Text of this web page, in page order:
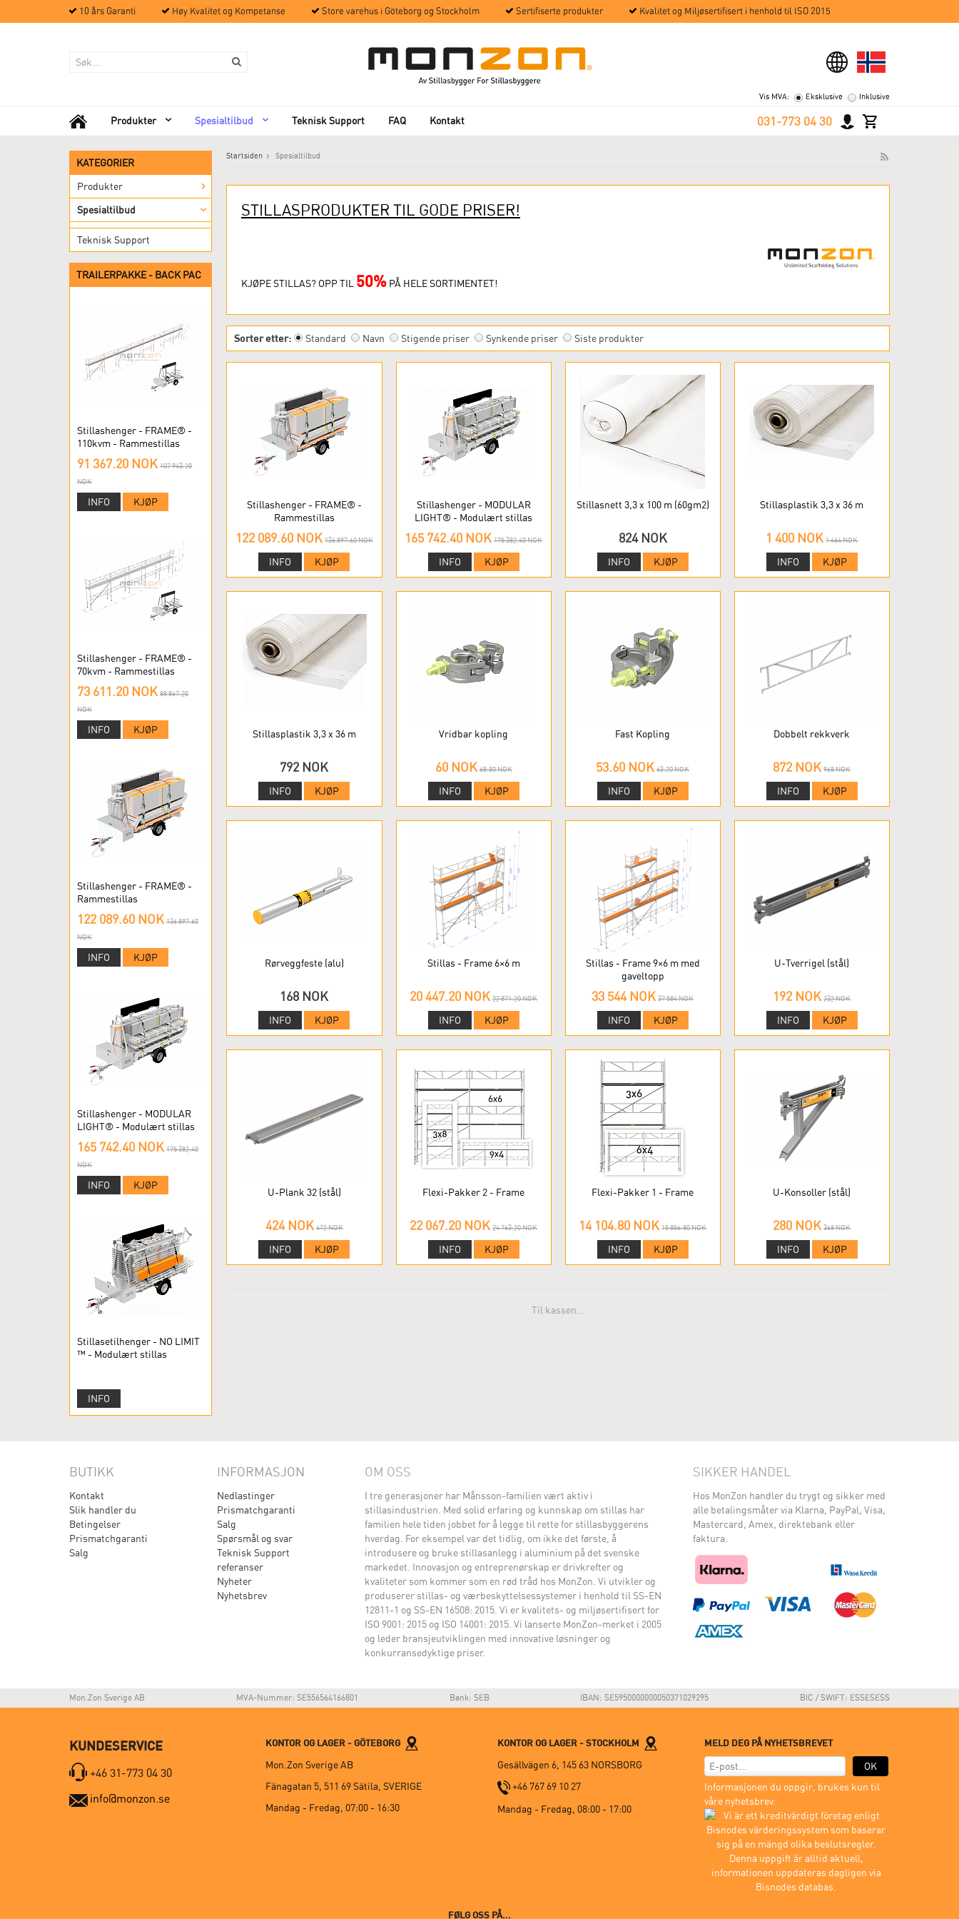
10 års Garanti Høy Kvalitet og Kompetanse Store varehus i Göteborg og Stockholm Sertifiserte produkter Kvalitet og Miljøsertifisert i henhold til ISO 2015
Vis MVA: Eksklusive Inklusive
Produkter Spesialtilbud Teknisk Support FAQ Kontakt 031-773 04 30
KATEGORIER
Produkter
Spesialtilbud
Teknisk Support
TRAILERPAKKE - BACK PAC
Stillashenger - FRAME® -
110kvm - Rammestillas
91 367.20 NOK 107 943.20
NOK
INFO KJØP
Stillashenger - FRAME® -
70kvm - Rammestillas
73 611.20 NOK 88 867.20
NOK
INFO KJØP
Stillashenger - FRAME® -
Rammestillas
122 089.60 NOK 136 897.60
NOK
INFO KJØP
Stillashenger - MODULAR
LIGHT® - Modulært stillas
165 742.40 NOK 175 382.40
NOK
INFO KJØP
Stillasetilhenger - NO LIMIT
™ - Modulært stillas
INFO
Startsiden Spesialtilbud
STILLASPRODUKTER TIL GODE PRISER!
KJØPE STILLAS? OPP TIL 50% PÅ HELE SORTIMENTET!
Sorter etter: Standard Navn Stigende priser Synkende priser Siste produkter
Stillashenger - FRAME® -
Rammestillas
122 089.60 NOK 136 897.60 NOK
INFO KJØP
Stillashenger - MODULAR
LIGHT® - Modulært stillas
165 742.40 NOK 175 382.40 NOK
INFO KJØP
Stillasnett 3,3 x 100 m (60gm2)
824 NOK
INFO KJØP
Stillasplastik 3,3 x 36 m
1 400 NOK 1 464 NOK
INFO KJØP
Stillasplastik 3,3 x 36 m
792 NOK
INFO KJØP
Vridbar kopling
60 NOK 68.80 NOK
INFO KJØP
Fast Kopling
53.60 NOK 63.20 NOK
INFO KJØP
Dobbelt rekkverk
872 NOK 968 NOK
INFO KJØP
Rørveggfeste (alu)
168 NOK
INFO KJØP
Stillas - Frame 6×6 m
20 447.20 NOK 22 871.20 NOK
INFO KJØP
Stillas - Frame 9×6 m med
gaveltopp
33 544 NOK 37 584 NOK
INFO KJØP
U-Tverrigel (stål)
192 NOK 232 NOK
INFO KJØP
U-Plank 32 (stål)
424 NOK 472 NOK
INFO KJØP
Flexi-Pakker 2 - Frame
22 067.20 NOK 24 763.20 NOK
INFO KJØP
Flexi-Pakker 1 - Frame
14 104.80 NOK 15 856.80 NOK
INFO KJØP
U-Konsoller (stål)
280 NOK 368 NOK
INFO KJØP
Til kassen...
BUTIKK
Kontakt
Slik handler du
Betingelser
Prismatchgaranti
Salg
INFORMASJON
Nedlastinger
Prismatchgaranti
Salg
Spørsmål og svar
Teknisk Support
referanser
Nyheter
Nyhetsbrev
OM OSS
I tre generasjoner har Månsson-familien vært aktiv i
stillasindustrien. Med solid erfaring og kunnskap om stillas har
familien hele tiden jobbet for å legge til rette for stillasbyggerens
hverdag. For eksempel var det tidlig, om ikke det første, å
introdusere og bruke stillasanlegg i aluminium på det svenske
markedet. Innovasjon og entreprenørskap er drivkrefter og
kvaliteter som kommer som en rød tråd hos MonZon. Vi utvikler og
produserer stillas- og værbeskyttelsessystemer i henhold til SS-EN
12811-1 og SS-EN 16508: 2015. Vi er kvalitets- og miljøsertifisert for
ISO 9001: 2015 og ISO 14001: 2015. Vi lanserte MonZon-merket i 2005
og leder bransjeutviklingen med innovative løsninger og
konkurransedyktige priser.
SIKKER HANDEL
Hos MonZon handler du trygt og sikker med
alle betalingsmåter via Klarna, PayPal, Visa,
Mastercard, Amex, direktebank eller
faktura.
Mon.Zon Sverige AB MVA-Nummer: SE556564166801 Bank: SEB IBAN: SE5950000000050371029295 BIC / SWIFT: ESSESESS
KUNDESERVICE
+46 31-773 04 30
info@monzon.se
KONTOR OG LAGER - GÖTEBORG
Mon.Zon Sverige AB
Fänagatan 5, 511 69 Sätila, SVERIGE
Mandag - Fredag, 07:00 - 16:30
KONTOR OG LAGER - STOCKHOLM
Gesällvägen 6, 145 63 NORSBORG
+46 767 69 10 27
Mandag - Fredag, 08:00 - 17:00
MELD DEG PÅ NYHETSBREVET
OK
Informasjonen du oppgir, brukes kun til
våre nyhetsbrev.
FØLG OSS PÅ...